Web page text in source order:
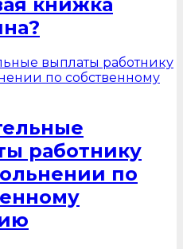
книжка
работнику
по